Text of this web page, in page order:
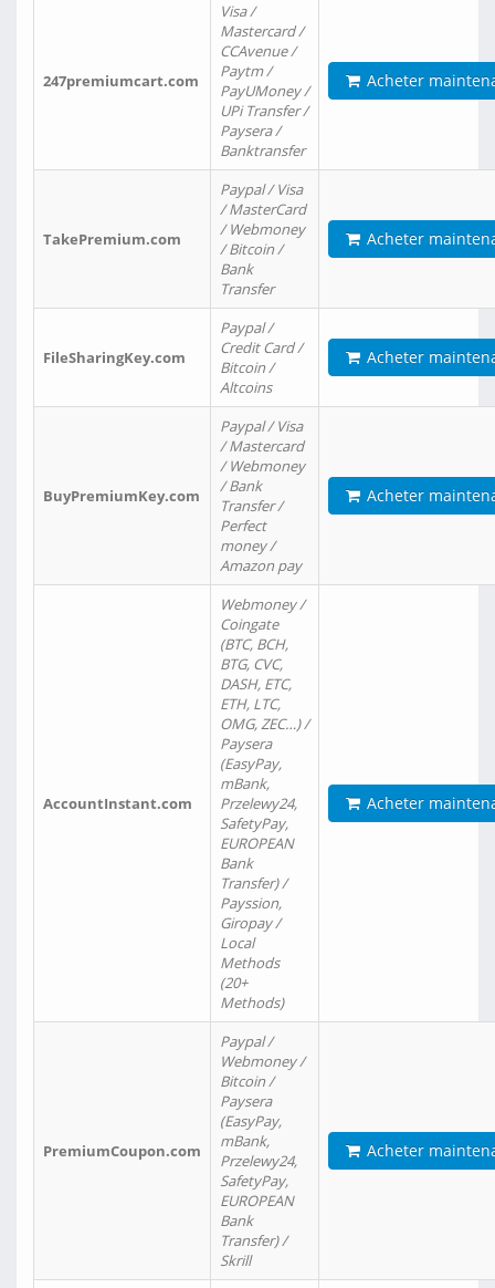
247premiumcart.com
Visa /
Mastercard /
CCAvenue /
Paytm /
PayUMoney /
UPi Transfer /
Paysera /
Banktransfer
Acheter
TakePremium.com
Paypal / Visa
/ MasterCard
/ Webmoney
/ Bitcoin /
Bank
Transfer
Acheter
FileSharingKey.com
Paypal /
Credit Card /
Bitcoin /
Altcoins
Acheter
BuyPremiumKey.com
Paypal / Visa
/ Mastercard
/ Webmoney
/ Bank
Transfer /
Perfect
money /
Amazon pay
Acheter
AccountInstant.com
Webmoney /
Coingate
(BTC, BCH,
BTG, CVC,
DASH, ETC,
ETH, LTC,
OMG, ZEC…) /
Paysera
(EasyPay,
mBank,
Przelewy24,
SafetyPay,
EUROPEAN
Bank
Transfer) /
Payssion,
Giropay /
Local
Methods
(20+
Methods)
Acheter
PremiumCoupon.com
Paypal /
Webmoney /
Bitcoin /
Paysera
(EasyPay,
mBank,
Przelewy24,
SafetyPay,
EUROPEAN
Bank
Transfer) /
Skrill
Acheter